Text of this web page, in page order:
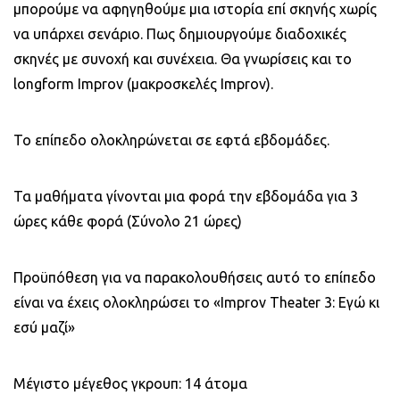
μπορούμε να αφηγηθούμε μια ιστορία επί σκηνής χωρίς
να υπάρχει σενάριο. Πως δημιουργούμε διαδοχικές
σκηνές με συνοχή και συνέχεια. Θα γνωρίσεις και το
longform Improv (μακροσκελές Ιmprov).
Το επίπεδο ολοκληρώνεται σε εφτά εβδομάδες.
Τα μαθήματα γίνονται μια φορά την εβδομάδα για 3
ώρες κάθε φορά (Σύνολο 21 ώρες)
Προϋπόθεση για να παρακολουθήσεις αυτό το επίπεδο
είναι να έχεις ολοκληρώσει το «Improv Theater 3: Εγώ κι
εσύ μαζί»
Μέγιστο μέγεθος γκρουπ: 14 άτομα